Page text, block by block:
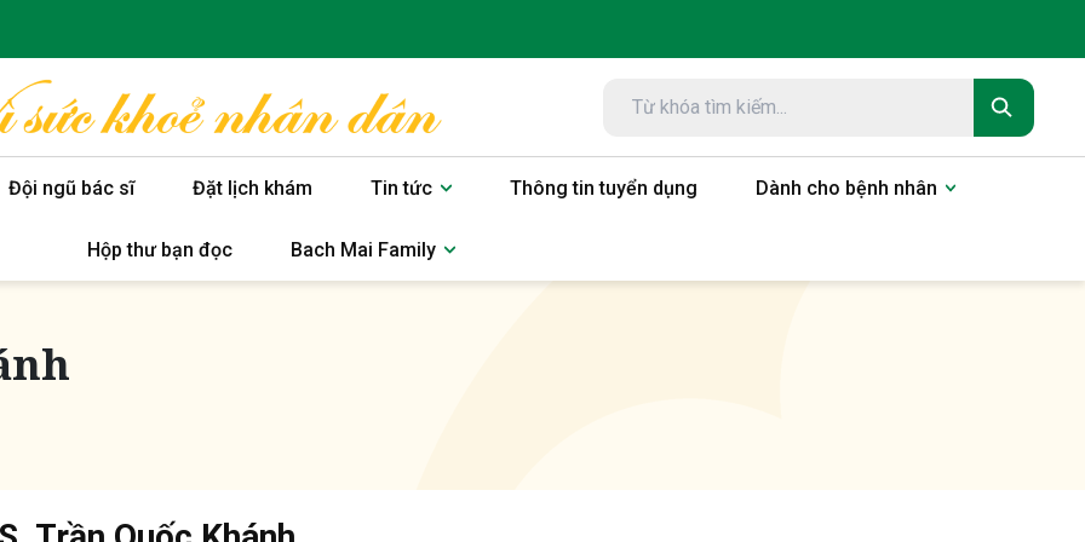
Đội ngũ bác sĩ Đặt lịch khám Tin tức Thông tin tuyển dụng Dành cho bệnh nhân
Hộp thư bạn đọc Bach Mai Family